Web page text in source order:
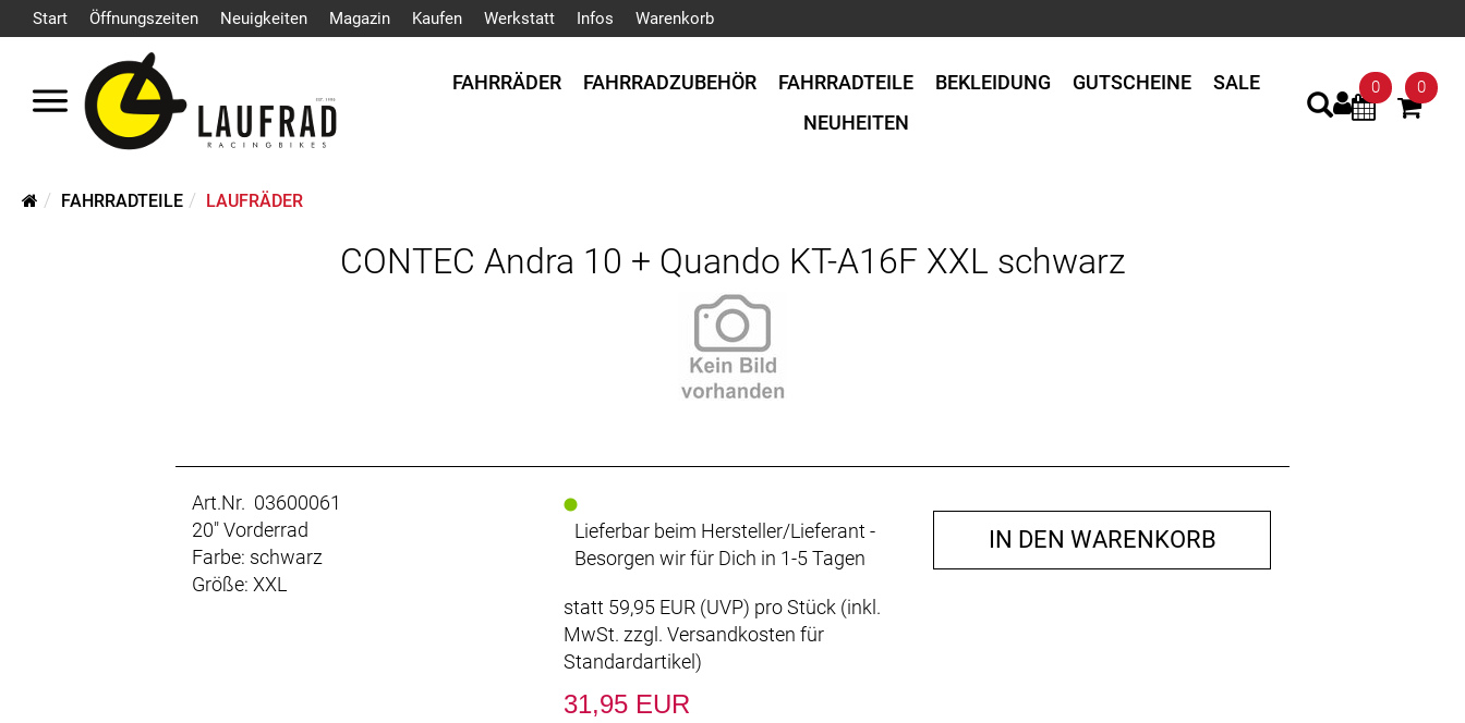
Start Öffnungszeiten Neuigkeiten Magazin Kaufen Werkstatt Infos Warenkorb
FAHRRÄDER FAHRRADZUBEHÖR FAHRRADTEILE BEKLEIDUNG GUTSCHEINE
SALE
NEUHEITEN
0 0
FAHRRADTEILE LAUFRÄDER
CONTEC Andra 10 + Quando KT-A16F XXL schwarz
Art.Nr. 03600061
20" Vorderrad
Farbe: schwarz
Größe: XXL
Lieferbar beim Hersteller/Lieferant -
Besorgen wir für Dich in 1-5 Tagen
statt 59,95 EUR (UVP) pro Stück (inkl.
MwSt. zzgl. Versandkosten für
Standardartikel)
31,95 EUR
IN DEN WARENKORB